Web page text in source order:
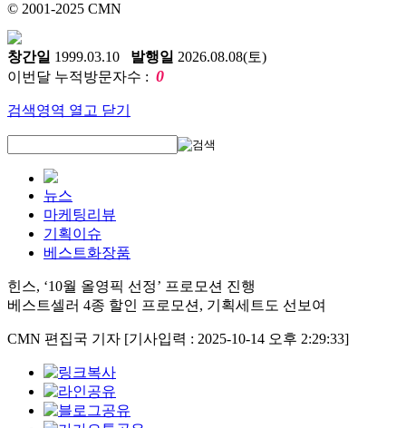
© 2001-2025 CMN
창간일 1999.03.10 발행일 2026.08.08(토)
이번달 누적방문자수 : 0
검색영역 열고 닫기
뉴스
마케팅리뷰
기획이슈
베스트화장품
힌스, ‘10월 올영픽 선정’ 프로모션 진행
베스트셀러 4종 할인 프로모션, 기획세트도 선보여
CMN 편집국 기자 [기사입력 : 2025-10-14 오후 2:29:33]